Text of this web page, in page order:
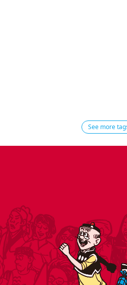
See more